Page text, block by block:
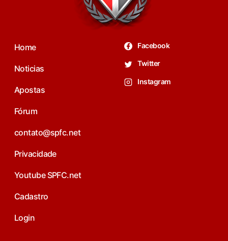
Home
Noticias
Apostas
Fórum
contato@spfc.net
Privacidade
Youtube SPFC.net
Cadastro
Login
Facebook
Twitter
Instagram